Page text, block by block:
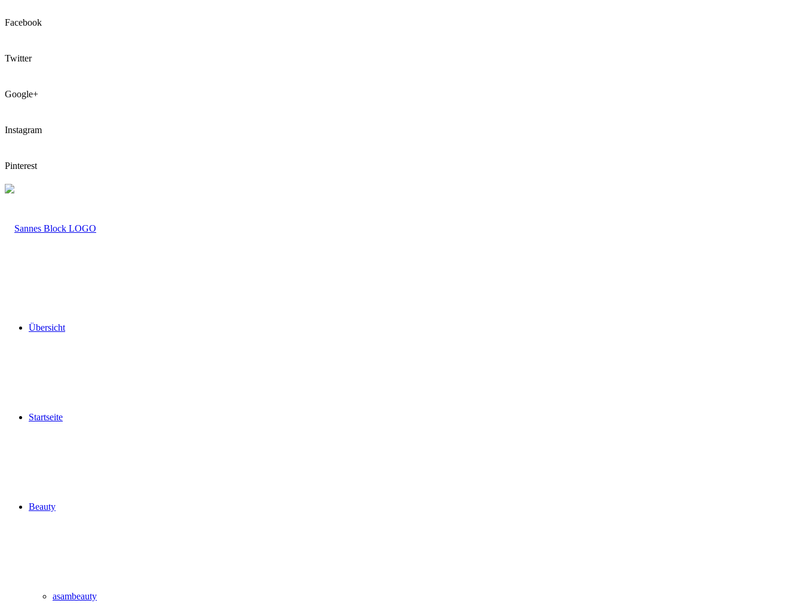
Facebook
Twitter
Google+
Instagram
Pinterest
LOGO
Übersicht
Startseite
Beauty
asambeauty